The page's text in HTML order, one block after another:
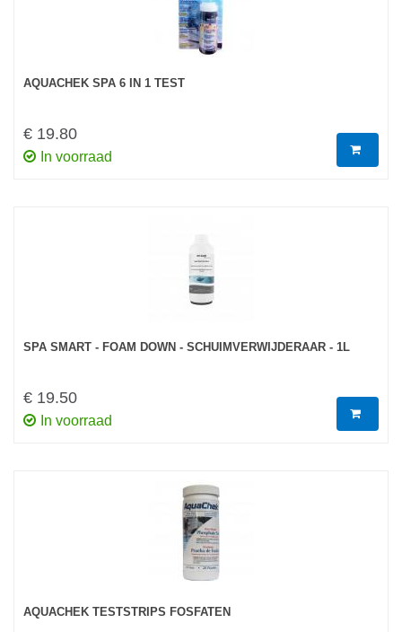
AQUACHEK SPA 6 IN 1 TEST
€ 19.80
In voorraad
SPA SMART - FOAM DOWN - SCHUIMVERWIJDERAAR - 1L
€ 19.50
In voorraad
AQUACHEK TESTSTRIPS FOSFATEN